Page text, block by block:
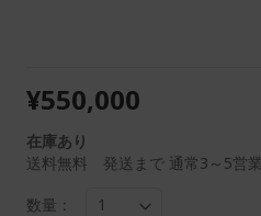
¥550,000
在庫あり
送料無料 発送まで 通常3～5営
数量：